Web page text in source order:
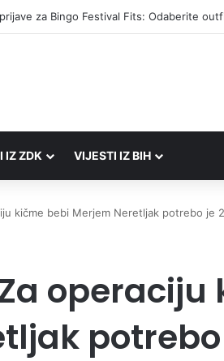
podrška u iznosu od 138.000 KM
IZ ZDK VIJESTI IZ BIH
kičme bebi Merjem Neretljak potrebo je
operaciju